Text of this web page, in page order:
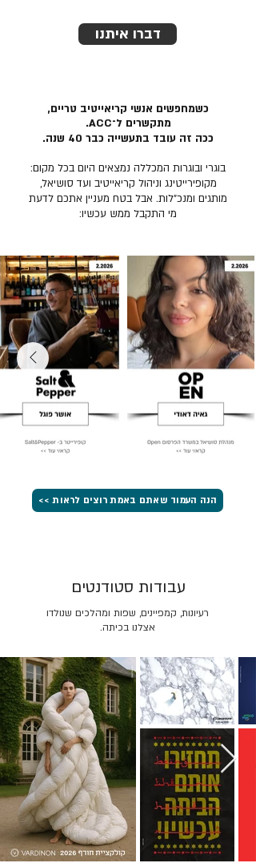
דברו איתנו
כשמחפשים אנשי קריאייטיב טריים,
מתקשרים ל־ACC.
ככה זה עובד בתעשייה כבר 40 שנה.
בוגרי ובוגרות המכללה נמצאים היום בכל מקום:
מקופירייטינג וניהול קריאייטיב ועד סושיאל,
מותגים ומנכ״לות. אבל בטח מעניין אתכם לדעת
מי התקבל ממש עכשיו:
הנה העמוד שאתם באמת רוצים לראות >>
רעיונות, קמפיינים, שפות ומהלכים שנולדו
אצלנו בכיתה.
עבודות סטודנטים